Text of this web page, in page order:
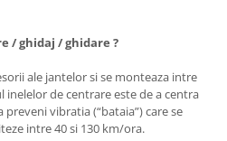
/ ghidaj / ghidare ?
ale jantelor si se monteaza intre
inelelor de centrare este de a centra
vibratia (“bataia”) care se
intre 40 si 130 km/ora.